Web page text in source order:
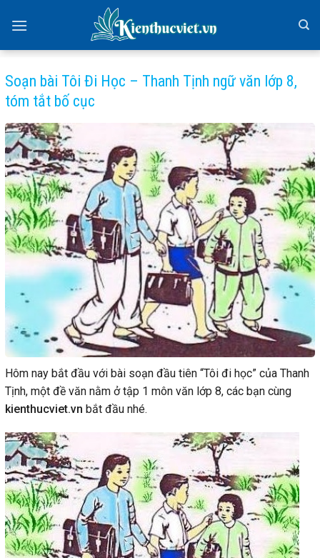
Soạn bài Tôi Đi Học – Thanh Tịnh ngữ văn lớp 8,
tóm tắt bố cục
Hôm nay bắt đầu với bài soạn đầu tiên “Tôi đi học” của Thanh
Tịnh, một đề văn nằm ở tập 1 môn văn lớp 8, các bạn cùng
kienthucviet.vn bắt đầu nhé.